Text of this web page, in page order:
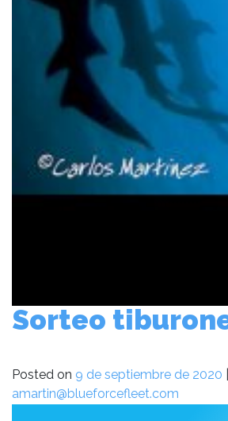
Sorteo
Posted on 9 de septiembre de 2020
amartin@blueforcefleet.com